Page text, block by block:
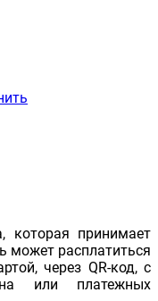
которая принимает
может расплатиться
через QR-код, с
или платежных